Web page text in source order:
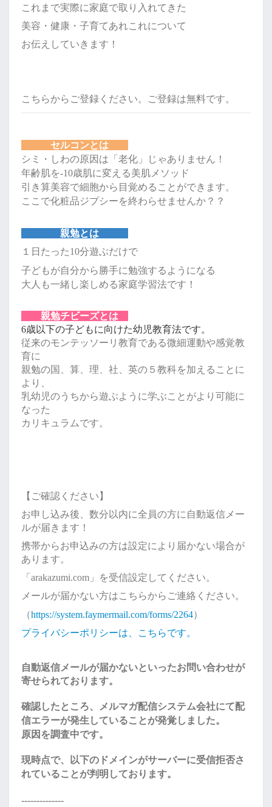
これまで実際に家庭で取り入れてきた
美容・健康・ 子育てあれこれについて
お伝えしていきます！
こちらからご登録ください。ご登録は無料です。
セルコンとは
シミ・しわの原因は「老化」じゃありません！
年齢肌を-10歳肌に変える美肌メソッド
引き算美容で細胞から目覚めることができます。
ここで化粧品ジプシーを終わらせませんか？？
親勉とは
１日たった10分遊ぶだけで
子どもが自分から勝手に勉強するようになる
大人も一緒し楽しめる家庭学習法です！
親勉チビーズとは
6歳以下の子どもに向けた幼児教育法です。
従来のモンテッソーリ教育である微細運動や感覚教
育に
親勉の国、算、理、社、英の５教科を加えることに
より、
乳幼児のうちから遊ぶように学ぶことがより可能に
なった
カリキュラムです。
【ご確認ください】
お申し込み後、数分以内に全員の方に自動返信メー
ルが届きます！
携帯からお申込みの方は設定により届かない場合が
あります。
「arakazumi.com」を受信設定してください。
メールが届かない方はこちらからご連絡ください。
（https://system.faymermail.com/forms/2264）
プライバシーポリシーは、こちらです。
自動返信メールが届かないといったお問い合わせが
寄せられております。
確認したところ、メルマガ配信システム会社にて配
信エラーが発生していることが発覚しました。
原因を調査中です。
現時点で、以下のドメインがサーバーに受信拒否さ
れていることが判明しております。
--------------